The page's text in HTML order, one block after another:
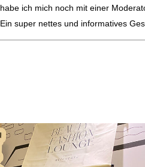
ich mich noch mit einer
super nettes und informatives